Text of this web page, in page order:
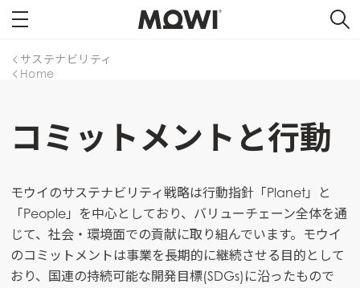
Home
サステナビリティ
コミットメントと行動
モウイのサステナビリティ戦略は行動指針「Planet」と
「People」を中心としており、バリューチェーン全体を通
じて、社会・環境面での貢献に取り組んでいます。モウイ
のコミットメントは事業を長期的に継続させる目的として
おり、国連の持続可能な開発目標(SDGs)に沿ったもので